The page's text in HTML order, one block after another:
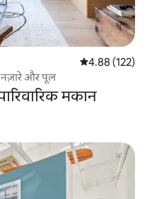
औसत रेटिंग 5 में से
4.88 (122)
नज़ारे और पूल
मकान